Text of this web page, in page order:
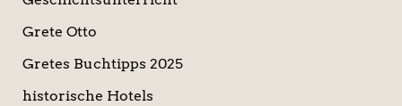
Grete Otto
Gretes Buchtipps 2025
historische Hotels